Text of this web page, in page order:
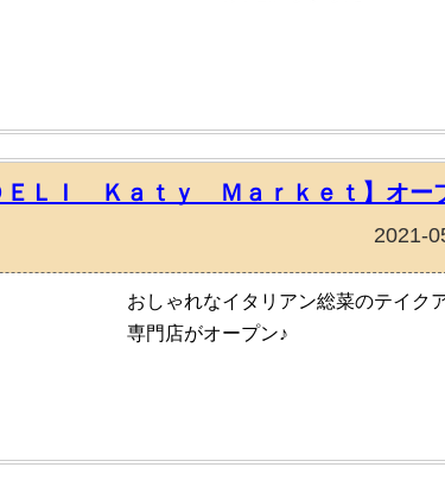
ＥＬＩ Ｋａｔｙ Ｍａｒｋｅｔ】オー
2021-
おしゃれなイタリアン総菜のテイク
専門店がオープン♪